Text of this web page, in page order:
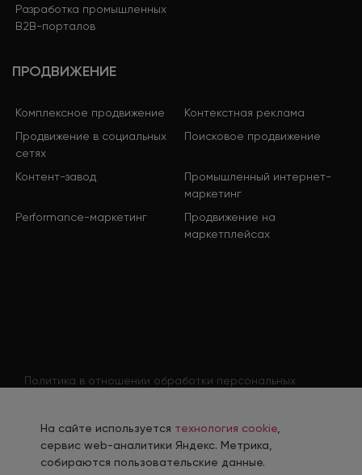
Разработка промышленных
B2B-порталов
ПРОДВИЖЕНИЕ
Комплексное продвижение
Контекстная реклама
Продвижение в социальных
сетях
Поисковое продвижение
Контент-завод
Промышленный интернет-
маркетинг
Performance-маркетинг
Продвижение на
маркетплейсах
Политика в отношении обработки персональных
Согласие на обработку персональных данных
соискателя
На сайте используется технология cookie
сервис web-аналитики Яндекс. Метрика,
собираются пользовательские данные.